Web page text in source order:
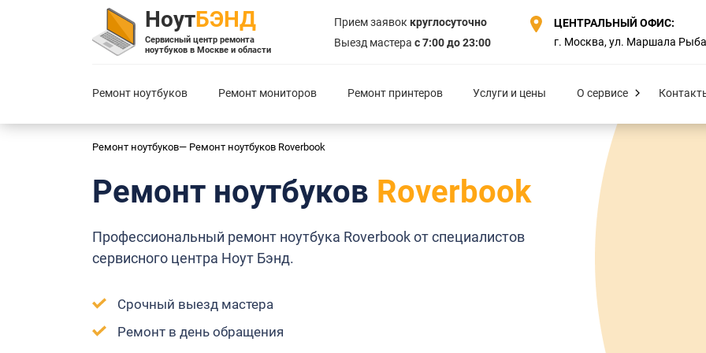
НоутБЭНД
Сервисный центр ремонта
ноутбуков в Москве и области
Прием заявок круглосуточно
Выезд мастера с 7:00 до 23:00
ЦЕНТРАЛЬНЫЙ ОФИС:
г. Москва, ул. Маршала
Ремонт ноутбуков Ремонт мониторов Ремонт принтеров Услуги и цены О сервисе
Ремонт ноутбуков— Ремонт ноутбуков Roverbook
Ремонт ноутбуков Roverbook
Профессиональный ремонт ноутбука Roverbook от специалистов
сервисного центра Ноут Бэнд.
Срочный выезд мастера
Ремонт в день обращения